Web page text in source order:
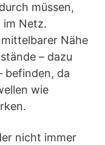
müssen,
im Netz.
Nähe
– dazu
befinden, da
wie
nicht immer